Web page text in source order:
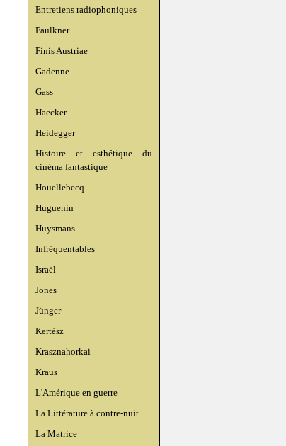
Entretiens radiophoniques
Faulkner
Finis Austriae
Gadenne
Gass
Haecker
Heidegger
Histoire et esthétique du
cinéma fantastique
Houellebecq
Huguenin
Huysmans
Infréquentables
Israël
Jones
Jünger
Kertész
Krasznahorkai
Kraus
L'Amérique en guerre
La Littérature à contre-nuit
La Matrice